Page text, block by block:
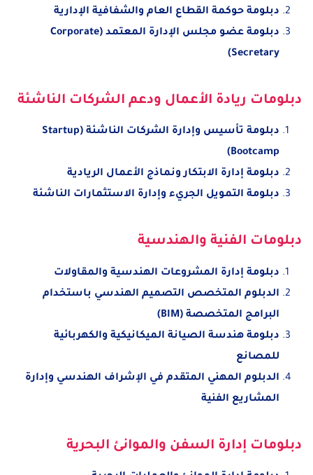
دبلومة حوكمة القطاع العام والشفافية الإدارية
دبلومة عضو مجلس الإدارة المعتمد (Corporate
Secretary)
دبلومات ريادة الأعمال ودعم الشركات الناشئة
دبلومة تأسيس وإدارة الشركات الناشئة (Startup
Bootcamp)
دبلومة إدارة الابتكار ونماذج الأعمال الريادية
دبلومة التمويل الجريء وإدارة الاستثمارات الناشئة
دبلومات الفنية والهندسية
دبلومة إدارة المشروعات الهندسية والمقاولات
الدبلوم المتخصص التصميم الهندسي باستخدام
البرامج المتخصصة (BIM)
دبلومة هندسة الصيانة الميكانيكية والكهربائية
للمصانع
الدبلوم المهني المتقدم في الإشراف الهندسي وإدارة
المشاريع الفنية
دبلومات إدارة السفن والموانئ البحرية